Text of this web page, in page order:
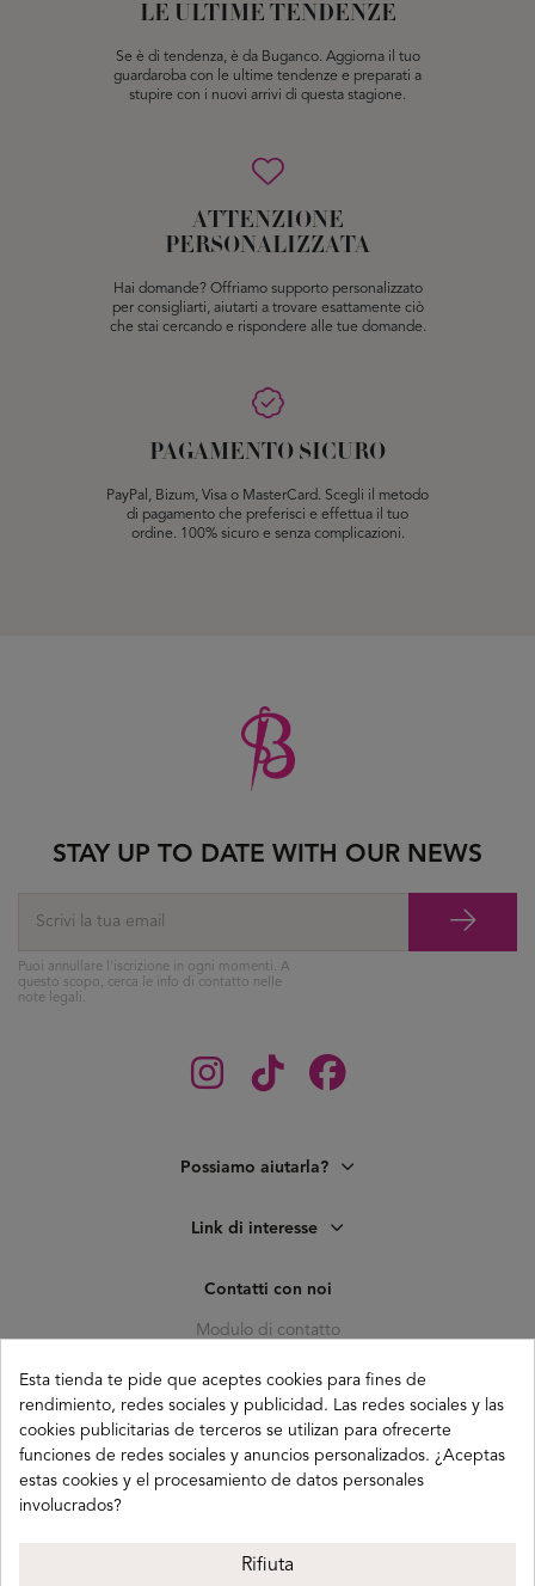
LE ULTIME TENDENZE
Se è di tendenza, è da Buganco. Aggiorna il tuo
guardaroba con le ultime tendenze e preparati a
stupire con i nuovi arrivi di questa stagione.
ATTENZIONE
PERSONALIZZATA
Hai domande? Offriamo supporto personalizzato
per consigliarti, aiutarti a trovare esattamente ciò
che stai cercando e rispondere alle tue domande.
PAGAMENTO SICURO
PayPal, Bizum, Visa o MasterCard. Scegli il metodo
di pagamento che preferisci e effettua il tuo
ordine. 100% sicuro e senza complicazioni.
Possiamo aiutarla?
Link di interesse
Contatti con noi
Modulo di contatto
41010 (Triana) Sevilla
info@buganco.com
STAY UP TO DATE WITH OUR NEWS
Puoi annullare l'iscrizione in ogni momenti. A
questo scopo, cerca le info di contatto nelle
note legali.
Esta tienda te pide que aceptes cookies para fines de
rendimiento, redes sociales y publicidad. Las redes sociales y las
cookies publicitarias de terceros se utilizan para ofrecerte
funciones de redes sociales y anuncios personalizados. ¿Aceptas
estas cookies y el procesamiento de datos personales
involucrados?
Rifiuta